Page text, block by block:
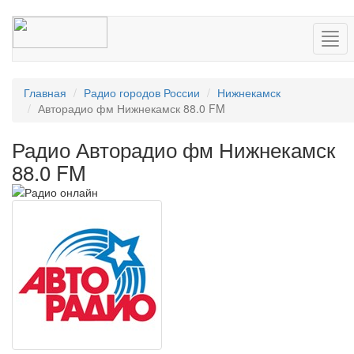
Главная Радио городов России
Нижнекамск
Авторадио фм Нижнекамск 88.0 FM
Радио Авторадио фм Нижнекамск
88.0 FM